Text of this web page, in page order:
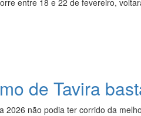
entre 18 e 22 de fevereiro,
de Tavira
2026 não podia ter corrido da